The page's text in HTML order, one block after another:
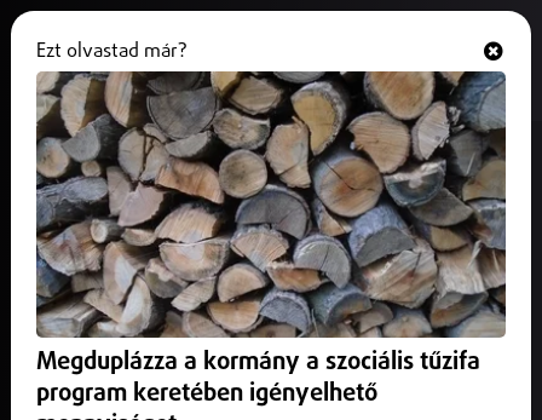
Új államtitkárt nevezett ki Gajdos
László
2026. május 15.Belföld
A szakember eddig a Környezetvédelmi Szolgáltatók és
Ezt olvastad már?
Megduplázza a kormány a szociális tűzifa
program keretében igényelhető